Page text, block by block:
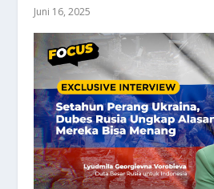
Juni 16, 2025